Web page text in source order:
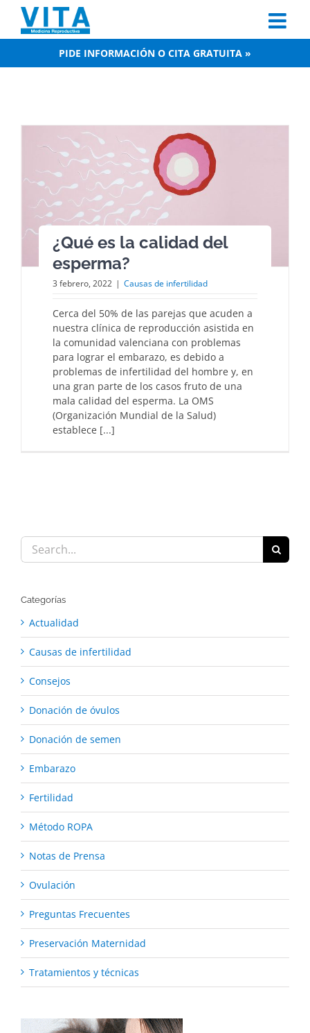
content
PIDE INFORMACIÓN O CITA GRATUITA »
¿Qué es la calidad del
esperma?
3 febrero, 2022 | Causas de infertilidad
Cerca del 50% de las parejas que acuden a
nuestra clínica de reproducción asistida en
la comunidad valenciana con problemas
para lograr el embarazo, es debido a
problemas de infertilidad del hombre y, en
una gran parte de los casos fruto de una
mala calidad del esperma. La OMS
(Organización Mundial de la Salud)
establece [...]
Search
for:
Categorías
Actualidad
Causas de infertilidad
Consejos
Donación de óvulos
Donación de semen
Embarazo
Fertilidad
Método ROPA
Notas de Prensa
Ovulación
Preguntas Frecuentes
Preservación Maternidad
Tratamientos y técnicas